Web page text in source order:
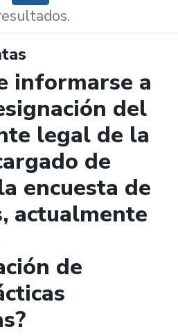
informarse a
del
legal de la
de
encuesta de
actualmente
de